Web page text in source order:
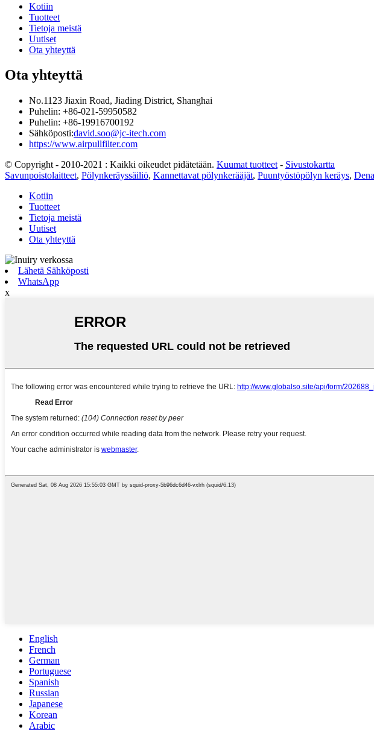
Kotiin
Tuotteet
Tietoja meistä
Uutiset
Ota yhteyttä
Ota yhteyttä
No.1123 Jiaxin Road, Jiading District, Shanghai
Puhelin: +86-021-59950582
Puhelin: +86-19916700192
Sähköposti:david.soo@jc-itech.com
https://www.airpullfilter.com
© Copyright - 2010-2021 : Kaikki oikeudet pidätetään. Kuumat tuotteet - Sivustokartta
Savunpoistolaitteet, Pölynkeräyssäiliö, Kannettavat pölynkerääjät, Puuntyöstöpölyn keräys,
Kotiin
Tuotteet
Tietoja meistä
Uutiset
Ota yhteyttä
Lähetä Sähköposti
WhatsApp
x
English
French
German
Portuguese
Spanish
Russian
Japanese
Korean
Arabic